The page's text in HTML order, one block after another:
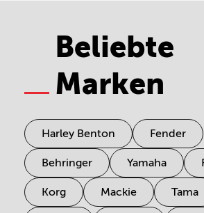
Beliebte
Marken
Harley Benton Fender
Behringer Yamaha
Korg Mackie Tama